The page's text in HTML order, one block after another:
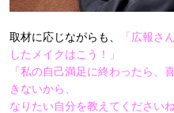
取材に応じながらも、
「広報さ
したメイクはこう！」
「私の自己満足に終わったら、
きないから、
なりたい自分を教えてくださいね